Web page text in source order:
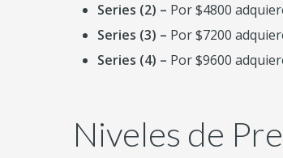
Series (2) – Por $4800
Series (3) – Por $7200
Series (4) – Por $9600
Niveles de